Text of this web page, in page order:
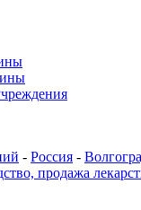
- Россия -
продажа